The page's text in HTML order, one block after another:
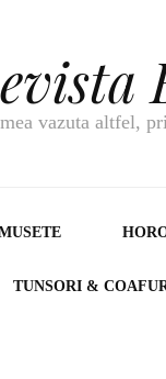
vazuta altfel,
TUNSORI &